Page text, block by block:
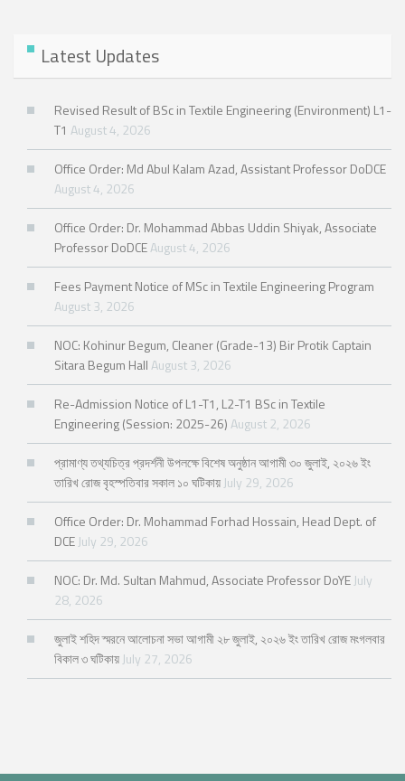
Latest Updates
Revised Result of BSc in Textile Engineering (Environment) L1-
T1 August 4, 2026
Office Order: Md Abul Kalam Azad, Assistant Professor DoDCE
August 4, 2026
Office Order: Dr. Mohammad Abbas Uddin Shiyak, Associate
Professor DoDCEAugust 4, 2026
Fees Payment Notice of MSc in Textile Engineering Program
August 3, 2026
NOC: Kohinur Begum, Cleaner (Grade-13) Bir Protik Captain
Sitara Begum HallAugust 3, 2026
Re-Admission Notice of L1-T1, L2-T1 BSc in Textile
Engineering (Session: 2025-26)August 2, 2026
প্রামাণ্য তথ্যচিত্র প্রদর্শনী উপলক্ষে বিশেষ অনুষ্ঠান আগামী ৩০ জুলাই, ২০২৬ ইং
তারিখ রোজ বৃহস্পতিবার সকাল ১০ ঘটিকায়July 29, 2026
Office Order: Dr. Mohammad Forhad Hossain, Head Dept. of
DCEJuly 29, 2026
NOC: Dr. Md. Sultan Mahmud, Associate Professor DoYEJuly
28, 2026
জুলাই শহিদ স্মরনে আলোচনা সভা আগামী ২৮ জুলাই, ২০২৬ ইং তারিখ রোজ মংগলবার
বিকাল ৩ ঘটিকায়July 27, 2026